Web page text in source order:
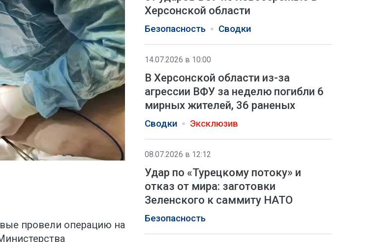
провели операцию на
Херсонской области
Безопасность Сводки
14.07.2026 в 10:00
В Херсонской области из-за
агрессии ВФУ за неделю погибли 6
мирных жителей, 36 раненых
Сводки Эксклюзив
08.07.2026 в 12:12
Удар по «Турецкому потоку» и
отказ от мира: заготовки
Зеленского к саммиту НАТО
Безопасность